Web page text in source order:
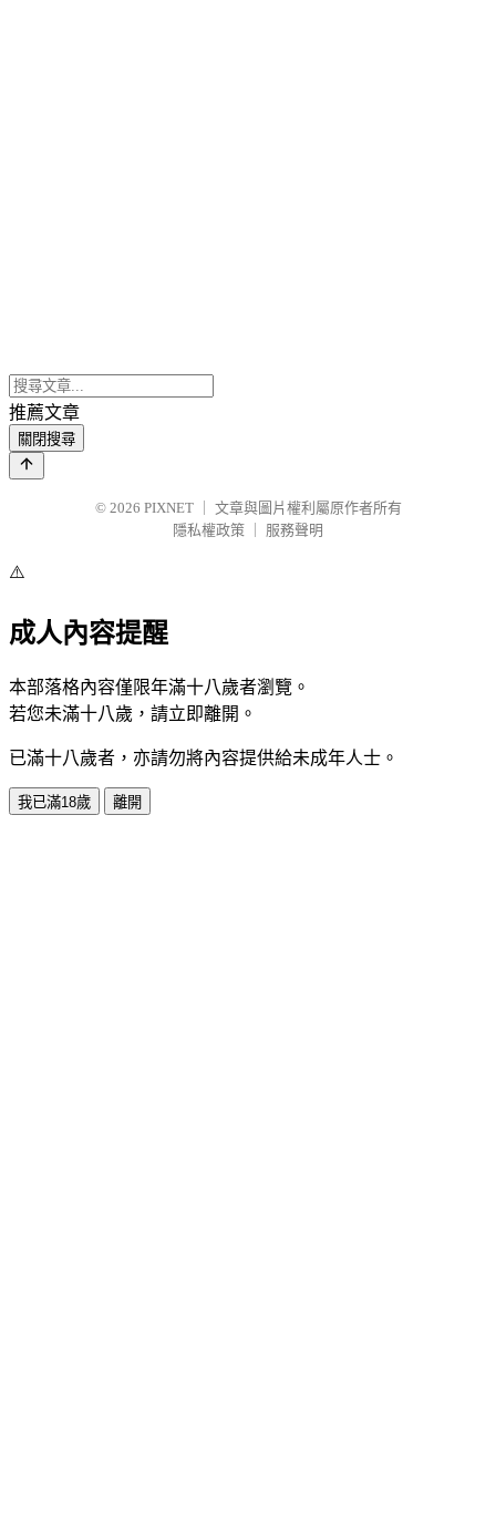
推薦文章
關閉搜尋
© 2026 PIXNET
文章與圖片權利屬原作者所有
隱私權政策
服務聲明
⚠️
成人內容提醒
本部落格內容僅限年滿十八歲者瀏覽。
若您未滿十八歲，請立即離開。
已滿十八歲者，亦請勿將內容提供給未成年人士。
我已滿18歲 離開